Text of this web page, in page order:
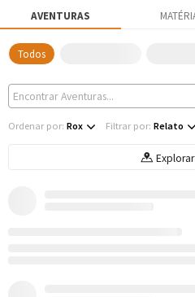
AVENTURAS
Todos
Ordenar por: Rox Filtrar por: Relato